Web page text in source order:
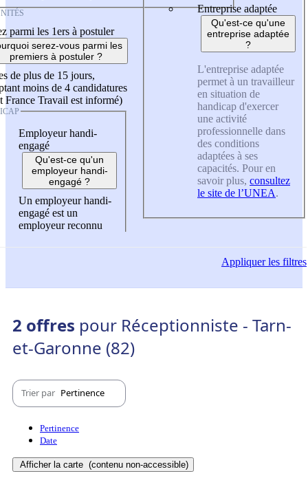
parmi les 1ers à postuler
serez-vous parmi les
premiers à postuler ?
de plus de 15 jours,
moins de 4 candidatures
France Travail est informé)
Employeur handi-
engagé
Qu'est-ce qu'un
employeur handi-
engagé ?
Un employeur handi-
engagé est un
employeur reconnu
Entreprise adaptée
Qu'est-ce qu'une
entreprise adaptée
?
L'entreprise adaptée
permet à un travailleur
en situation de
handicap d'exercer
une activité
professionnelle dans
des conditions
adaptées à ses
capacités. Pour en
savoir plus, consultez
le site de l’UNEA.
Appliquerles filtres
2 offres pour Réceptionniste - Tarn-
et-Garonne (82)
Trier par Pertinence
Pertinence
Date
Afficher la carte (contenu non-accessible)